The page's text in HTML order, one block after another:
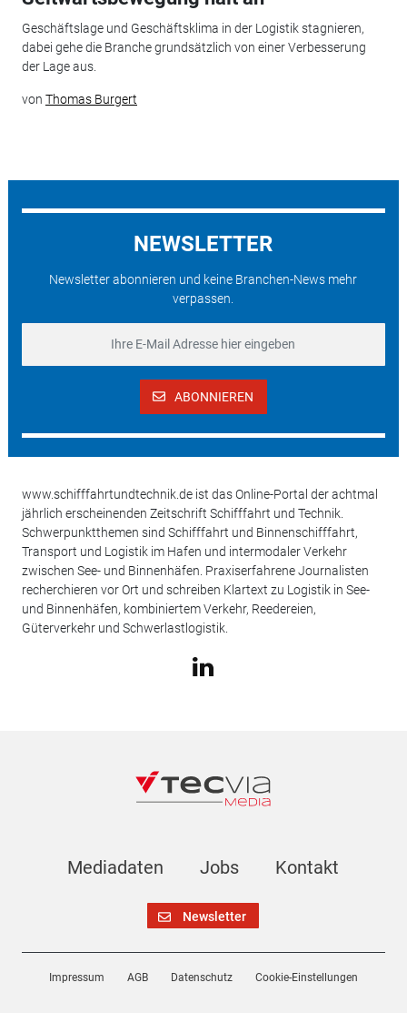
Geschäftslage und Geschäftsklima in der Logistik stagnieren,
dabei gehe die Branche grundsätzlich von einer Verbesserung
der Lage aus.
von Thomas Burgert
NEWSLETTER
Newsletter abonnieren und keine Branchen-News mehr
verpassen.
ABONNIEREN
www.schifffahrtundtechnik.de ist das Online-Portal der achtmal
jährlich erscheinenden Zeitschrift Schifffahrt und Technik.
Schwerpunktthemen sind Schifffahrt und Binnenschifffahrt,
Transport und Logistik im Hafen und intermodaler Verkehr
zwischen See- und Binnenhäfen. Praxiserfahrene Journalisten
recherchieren vor Ort und schreiben Klartext zu Logistik in See-
und Binnenhäfen, kombiniertem Verkehr, Reedereien,
Güterverkehr und Schwerlastlogistik.
Mediadaten Jobs Kontakt
Newsletter
Impressum AGB Datenschutz Cookie-Einstellungen